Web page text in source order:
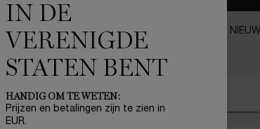
AANMELDEN VOOR ONZE
Uw e-mailadres
IN DE
VERENIGDE
STATEN BENT
HANDIG OM TE WETEN:
Prijzen en betalingen zijn te zien in
EUR.